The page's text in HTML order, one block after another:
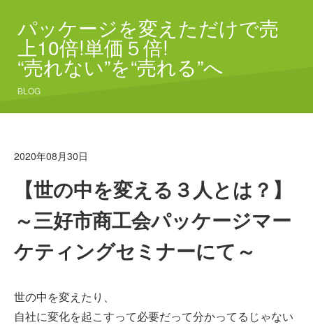
パッケージを変えただけで売
上10倍!単価５倍!
“売れない”を“売れる”へ
BLOG
2020年08月30日
【世の中を変える３人とは？】
～三好市商工会パッケージマー
ケティングセミナーにて～
世の中を変えたり、
自社に変化を起こすって必要だって分かってるじゃない